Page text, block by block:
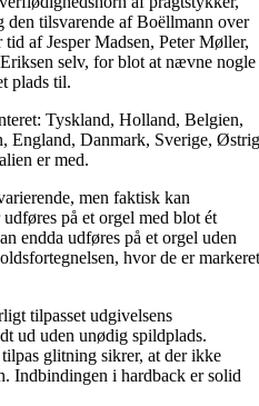
den tilsvarende af Boëllmann over
af Jesper Madsen, Peter Møller,
selv, for blot at nævne nogle
plads til.
Tyskland, Holland, Belgien,
England, Danmark, Sverige,
er med.
men faktisk kan
på et orgel med blot ét
endda udføres på et orgel uden
hvor de er
tilpasset udgivelsens
ud uden unødig spildplads.
glitning sikrer, at der ikke
Indbindingen i hardback er solid